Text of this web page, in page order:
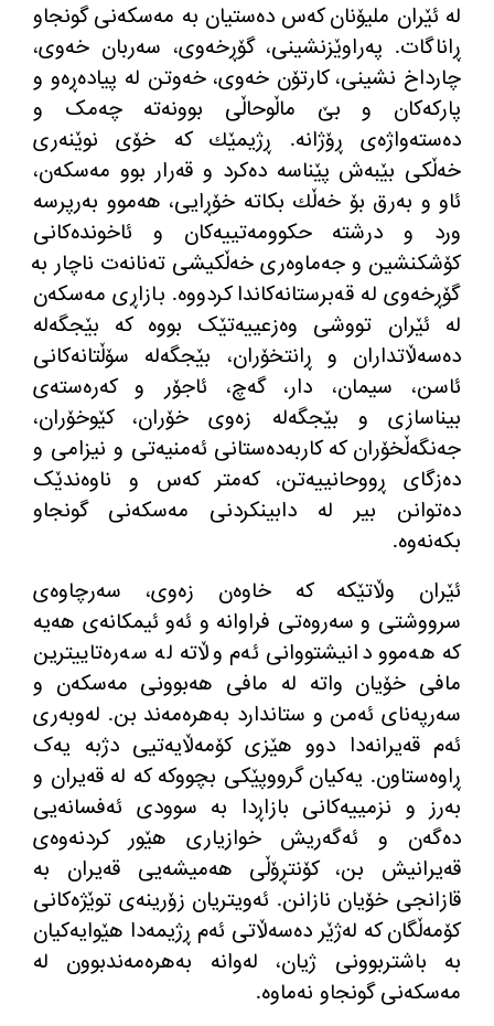
لە ئێران ملیۆنان کەس دەستیان بە مەسکەنی گونجاو
ڕاناگات. پەراوێزنشینی، گۆڕخەوی، سەربان خەوی،
چارداخ نشینی، کارتۆن خەوی، خەوتن لە پیادەڕەو و
پارکەکان و بێ ماڵوحاڵی بوونەتە چەمک و
دەستەواژەی ڕۆژانە. ڕژیمێك كه‌ خۆی نوێنه‌ری
خه‌ڵكی بێبه‌ش پێناسه‌ ده‌كرد و قه‌رار بوو مه‌سكه‌ن،
ئاو و به‌رق بۆ خه‌ڵك بكاته‌ خۆڕایی، هەموو بەرپرسە
ورد و درشتە حکوومەتییەکان و ئاخوندەکانی
کۆشکنشین و جەماوەری خەڵکیشی تەنانەت ناچار بە
گۆڕخەوی لە قەبرستانەکاندا کردووە. بازاڕی مەسکەن
لە ئێران تووشی وەزعییەتێک بووە کە بێجگەلە
دەسەڵاتداران و ڕانتخۆران، بێجگەلە سۆڵتانەکانی
ئاسن، سیمان، دار، گەچ، ئاجۆر و کەرەستەی
بیناسازی و بێجگەلە زەوی خۆران، کێوخۆران،
جەنگەڵخۆران کە کاربەدەستانی ئەمنیەتی و نیزامی و
دەزگای ڕووحانییەتن، کەمتر کەس و ناوەندێک
ده‌توانن بیر له‌ دابینكردنی مه‌سكه‌نی گونجاو
بكه‌نه‌وه‌.
ئێران وڵاتێکە کە خاوەن زەوی، سەرچاوەی
سرووشتی و سەروەتی فراوانە و ئەو ئیمکانەی هەیە
کە هەموو دانیشتووانی ئەم وڵاتە لە سەرەتاییترین
مافی خۆیان واتە لە مافی هەبوونی مەسکەن و
سەرپەنای ئەمن و ستاندارد بەهرەمەند بن. لەوبەری
ئەم قەیرانەدا دوو هێزی کۆمەڵایەتیی دژبە یەک
ڕاوەستاون. یەکیان گرووپێکی بچووکە کە لە قەیران و
بەرز و نزمییەکانی بازاڕدا بە سوودی ئەفسانەیی
دەگەن و ئەگەریش خوازیاری هێور کردنەوەی
قەیرانیش بن، کۆنتڕۆڵی هەمیشەیی قەیران بە
قازانجی خۆیان نازانن. ئه‌ویتریان زۆرینه‌ی توێژه‌كانی
كۆمه‌ڵگان كه‌ له‌ژێر ده‌سه‌ڵاتی ئه‌م ڕژیمه‌دا هێوایه‌كیان
به باشتربوونی ژیان، له‌وانه‌ به‌هره‌مه‌ندبوون له‌
مه‌سكه‌نی گونجاو نه‌ماوه‌.